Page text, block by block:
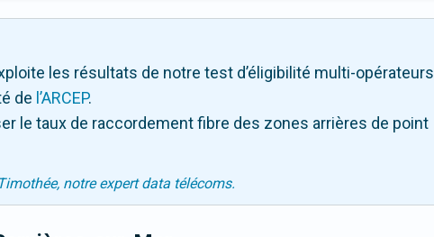
les résultats de notre test d’éligibilité multi-opérateurs
de l’ARCEP.
le taux de raccordement fibre des zones arrières de point
Timothée, notre expert data télécoms.